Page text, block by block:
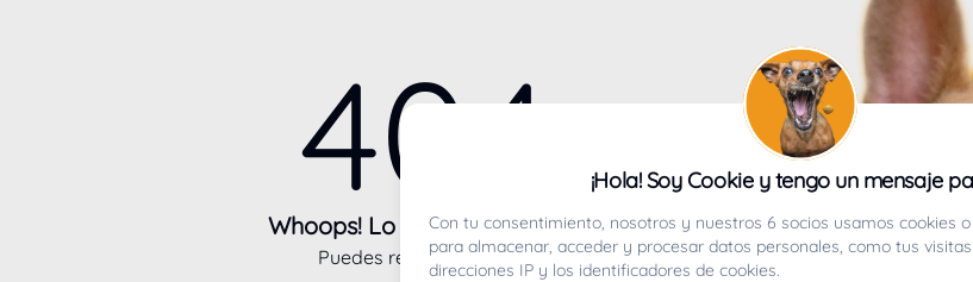
404
Whoops! Lo sentimos mucho.
Puedes regresar alinicio
¡Hola! Soy Cookie y tengo un mensaje
Con tu consentimiento, nosotros y nuestros 6 socios usamos cookies
para almacenar, acceder y procesar datos personales, como tus
direcciones IP y los identificadores de cookies.